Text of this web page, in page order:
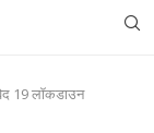
19 लॉकडाउन